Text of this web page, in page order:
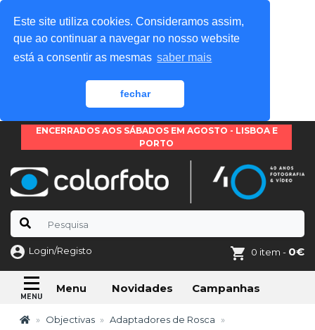
Este site utiliza cookies. Consideramos assim,
que ao continuar a navegar no nosso website
está a consentir as mesmas saber mais
fechar
ENCERRADOS AOS SÁBADOS EM AGOSTO - LISBOA E
PORTO
Login/Registo 0 item - 0€
Menu Novidades Campanhas
Objectivas Adaptadores de Rosca